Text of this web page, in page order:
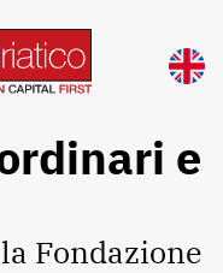
e
Fondazione